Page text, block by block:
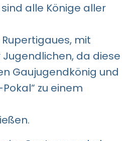
alle Könige aller
mit
da diese
Gaujugendkönig und
zu einem